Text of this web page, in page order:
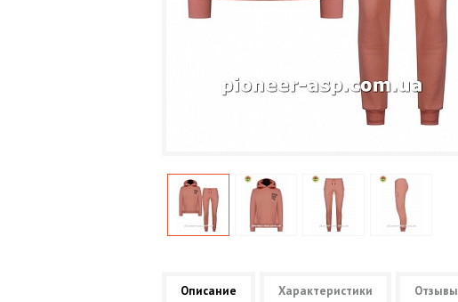
Описание Характеристики Отзывы